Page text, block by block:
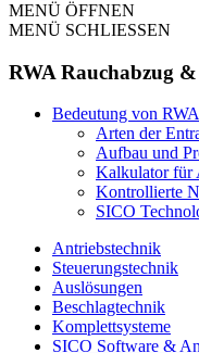
MENÜ ÖFFNEN
MENÜ SCHLIESSEN
RWA Rauchabzug
Bedeutung von
Arten der
Aufbau und
Kalkulator für
Kontrollierte
SICO
Antriebstechnik
Steuerungstechnik
Auslösungen
Beschlagtechnik
Komplettsysteme
SICO Software &